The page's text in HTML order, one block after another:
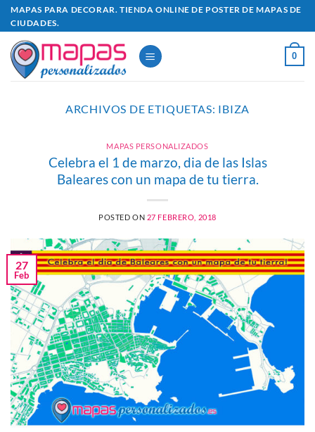
Saltar
contenido
MAPAS PARA DECORAR. TIENDA ONLINE DE POSTER DE MAPAS DE
CIUDADES.
0
ARCHIVOS DE ETIQUETAS: IBIZA
MAPAS PERSONALIZADOS
Celebra el 1 de marzo, dia de las Islas
Baleares con un mapa de tu tierra.
POSTED ON 27 FEBRERO, 2018
27
Feb